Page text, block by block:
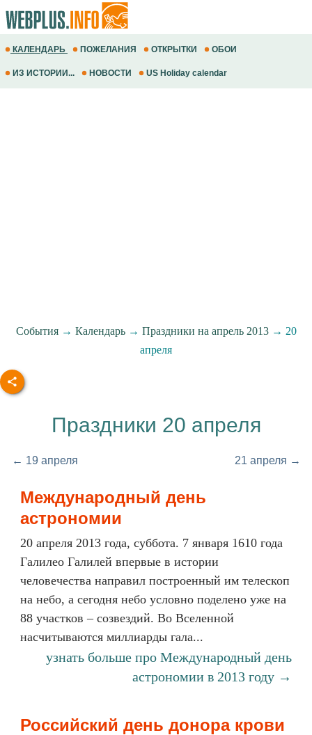
КАЛЕНДАРЬ ПОЖЕЛАНИЯ ОТКРЫТКИ ОБОИ
ИЗ ИСТОРИИ... НОВОСТИ US Holiday calendar
События→ Календарь→ Праздники на апрель 2013→ 20
апреля
Праздники 20 апреля
← 19 апреля 21 апреля →
Международный день
астрономии
20 апреля 2013 года, суббота. 7 января 1610 года
Галилео Галилей впервые в истории
человечества направил построенный им телескоп
на небо, а сегодня небо условно поделено уже на
88 участков – созвездий. Во Вселенной
насчитываются миллиарды гала...
узнать больше про Международный день
астрономии в 2013 году →
Российский день донора крови